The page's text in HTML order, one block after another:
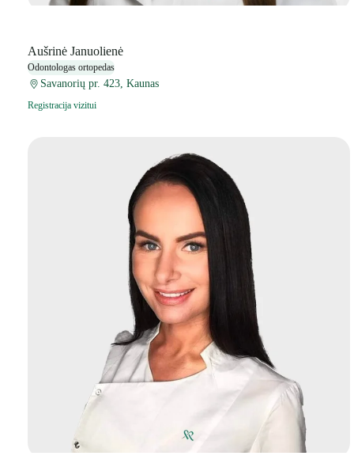
Aušrinė Januolienė
Odontologas ortopedas
Savanorių pr. 423, Kaunas
Registracija vizitui